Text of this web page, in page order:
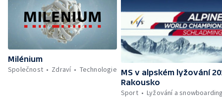
Milénium
Společnost
Zdraví Technologie MS v alpském lyžování
Rakousko
Sport
Lyžování a